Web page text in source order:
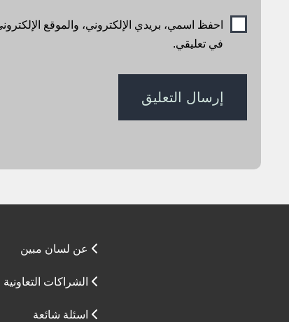
احفظ اسمي، بريدي الإلكتروني، والموقع
في تعليقي.
عن لسان مبين
الشراكات التعاونية
اسئلة شائعة